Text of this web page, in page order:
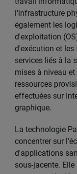
l'infrastructure
également les
d'exploitation
d'exécution et
services liés à la
mises à niveau
ressources
effectuées sur
graphique.
La technologie
concentrer sur
d'applications
sous-jacente.